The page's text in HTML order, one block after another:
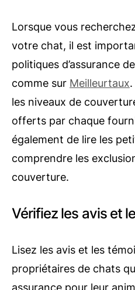
Lorsque vous
votre chat, il est
politiques d’assurance
comme sur Meilleurtaux
les niveaux de
offerts par chaque
également de lire les
comprendre les
couverture.
Vérifiez les avis et
Lisez les avis et les
propriétaires de chats
assurance pour leur